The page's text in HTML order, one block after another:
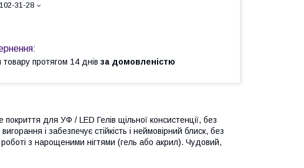
31-28
протягом 14 днів за домовленістю
для УФ / LED Гелів щільної консистенції, без
і забезпечує стійкість і неймовірний блиск, без
з нарощеними нігтями (гель або акрил). Чудовий,